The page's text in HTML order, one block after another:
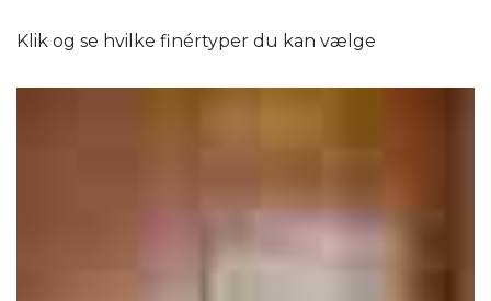
Klik og se hvilke finértyper du kan vælge